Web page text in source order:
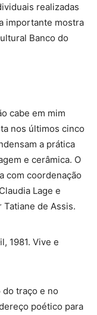
realizadas
importante mostra
Banco do
cabe em mim
nos últimos cinco
a prática
e cerâmica. O
com coordenação
Lage e
de Assis.
1981. Vive e
do traço e no
poético para